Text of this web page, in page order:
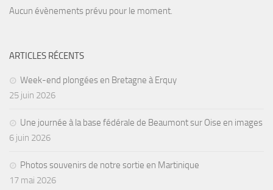
Lac Merveilleux
AUDIOVISUEL
Vidéo
Peinture
NAGE
NAP / NEV
Aucun évènements prévu pour le moment.
ARTICLES RÉCENTS
Week-end plongées en Bretagne à Erquy
25 juin 2026
Une journée à la base fédérale de Beaumont sur Oise en images
6 juin 2026
Photos souvenirs de notre sortie en Martinique
17 mai 2026